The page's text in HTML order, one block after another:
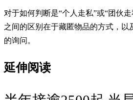
对于如何判断是“个人走私”或“团伙
之间的区别在于藏匿物品的方式，以
的询问。
延伸阅读